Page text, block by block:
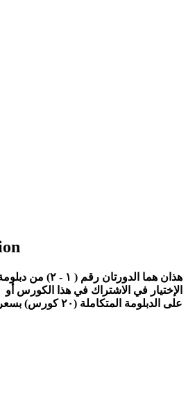
هذان هما الدورتان
الإختيار في الاشتراك في هذا الكورس
على الدبلومة المتكاملة (٢٠ كورس) بسعر مخفض جداً.